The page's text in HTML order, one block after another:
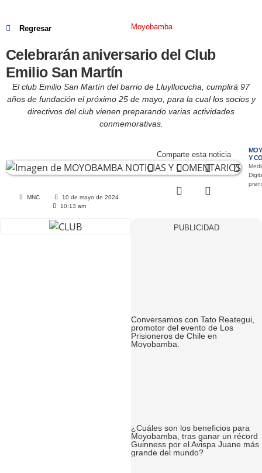
Regresar Moyobamba
Celebrarán aniversario del Club
Emilio San Martín
El club Emilio San Martín del barrio de Lluyllucucha, cumplirá 97
años de fundación el próximo 25 de mayo, para la cual los socios y
directivos del club vienen preparando varias actividades
conmemorativas.
Y
MNC
10 de mayo de 2024
10:13 am
Comparte esta noticia
PUBLICIDAD
Conversamos con Tato Reategui,
promotor del evento de Los
Prisioneros de Chile en
Moyobamba.
¿Cuáles son los beneficios para
Moyobamba, tras ganar un récord
Guinness por el Avispa Juane más
grande del mundo?